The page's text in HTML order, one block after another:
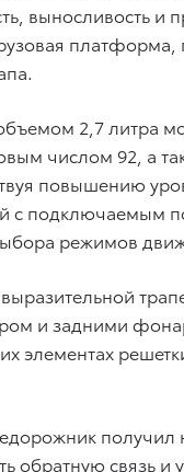
выносливость и
2,7 литра
числом 92, а
повышению
с
режимов
и задними
элементах
получил
связь и